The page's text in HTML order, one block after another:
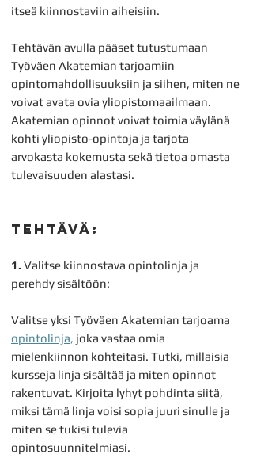
itseä kiinnostaviin aiheisiin.
Tehtävän avulla pääset tutustumaan
Työväen Akatemian tarjoamiin
opintomahdollisuuksiin ja siihen, miten ne
voivat avata ovia yliopistomaailmaan.
Akatemian opinnot voivat toimia väylänä
kohti yliopisto-opintoja ja tarjota
arvokasta kokemusta sekä tietoa omasta
tulevaisuuden alastasi.
TEHTÄVÄ:
1. Valitse kiinnostava opintolinja ja
perehdy sisältöön:
Valitse yksi Työväen Akatemian tarjoama
opintolinja, joka vastaa omia
mielenkiinnon kohteitasi. Tutki, millaisia
kursseja linja sisältää ja miten opinnot
rakentuvat. Kirjoita lyhyt pohdinta siitä,
miksi tämä linja voisi sopia juuri sinulle ja
miten se tukisi tulevia
opintosuunnitelmiasi.